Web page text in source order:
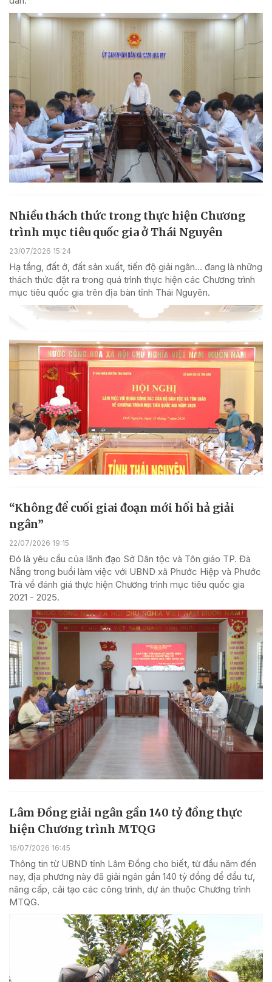
Nhiều thách thức trong thực hiện Chương
trình mục tiêu quốc gia ở Thái Nguyên
23/07/2026 15:24
Hạ tầng, đất ở, đất sản xuất, tiến độ giải ngân… đang là những
thách thức đặt ra trong quá trình thực hiện các Chương trình
mục tiêu quốc gia trên địa bàn tỉnh Thái Nguyên.
“Không để cuối giai đoạn mới hối hả giải
ngân”
22/07/2026 19:15
Đó là yêu cầu của lãnh đạo Sở Dân tộc và Tôn giáo TP. Đà
Nẵng trong buổi làm việc với UBND xã Phước Hiệp và Phước
Trà về đánh giá thực hiện Chương trình mục tiêu quốc gia
2021 - 2025.
Lâm Đồng giải ngân gần 140 tỷ đồng thực
hiện Chương trình MTQG
16/07/2026 16:45
Thông tin từ UBND tỉnh Lâm Đồng cho biết, từ đầu năm đến
nay, địa phương này đã giải ngân gần 140 tỷ đồng để đầu tư,
nâng cấp, cải tạo các công trình, dự án thuộc Chương trình
MTQG.